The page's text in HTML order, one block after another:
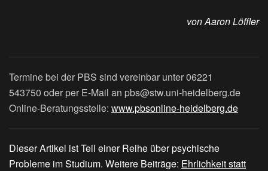
von Aaron Löffler
Termine bei der PBS sind vereinbar unter 06221
543750 oder per E-Mail an pbs@stw.uni-heidelberg.de
Online-Beratungsstelle: www.pbsonline-heidelberg.de
Dieser Artikel ist Teil einer Reihe über psychische
Probleme im Studium. Weitere Beiträge: Ehrlichkeit statt